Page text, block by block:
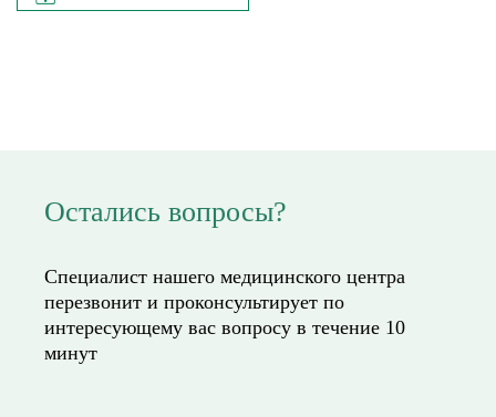
Остались вопросы?
Специалист нашего медицинского центра
перезвонит и проконсультирует по
интересующему вас вопросу в течение 10
минут